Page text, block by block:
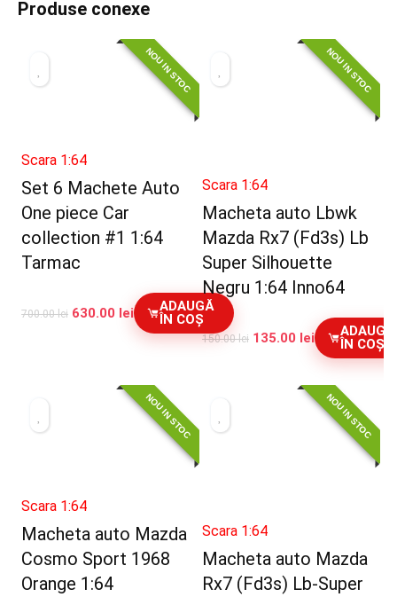
Produse conexe
NOU IN STOC
Scara 1:64
Set 6 Machete Auto
One piece Car
collection #1 1:64
Tarmac
700.00lei 630.00 lei
ADAUGĂ
ÎN COȘ
NOU IN STOC
Scara 1:64
Macheta auto Lbwk
Mazda Rx7 (Fd3s) Lb
Super Silhouette
Negru 1:64 Inno64
150.00lei 135.00 lei
ADAUGĂ
ÎN COȘ
NOU IN STOC
Scara 1:64
Macheta auto Mazda
Cosmo Sport 1968
Orange 1:64
NOU IN STOC
Scara 1:64
Macheta auto Mazda
Rx7 (Fd3s) Lb-Super